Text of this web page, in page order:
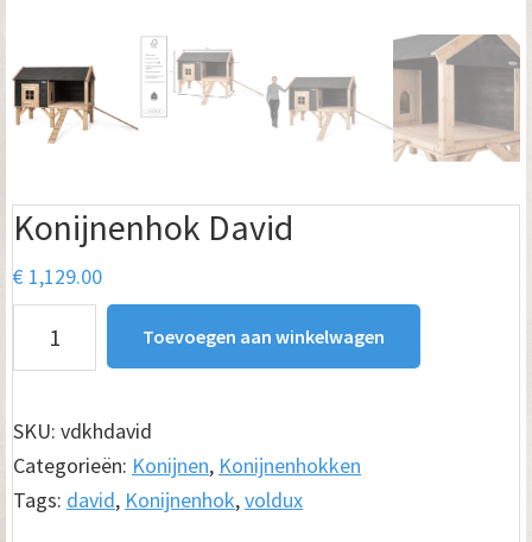
Konijnenhok David
€ 1,129.00
David
Toevoegen aan winkelwagen
SKU: vdkhdavid
Categorieën: Konijnen, Konijnenhokken
Tags: david, Konijnenhok,voldux